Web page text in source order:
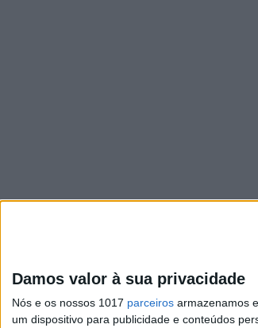
Damos valor à sua privacidade
Nós e os nossos 1017 parceiros armazenamos
um dispositivo para publicidade e conteúdos